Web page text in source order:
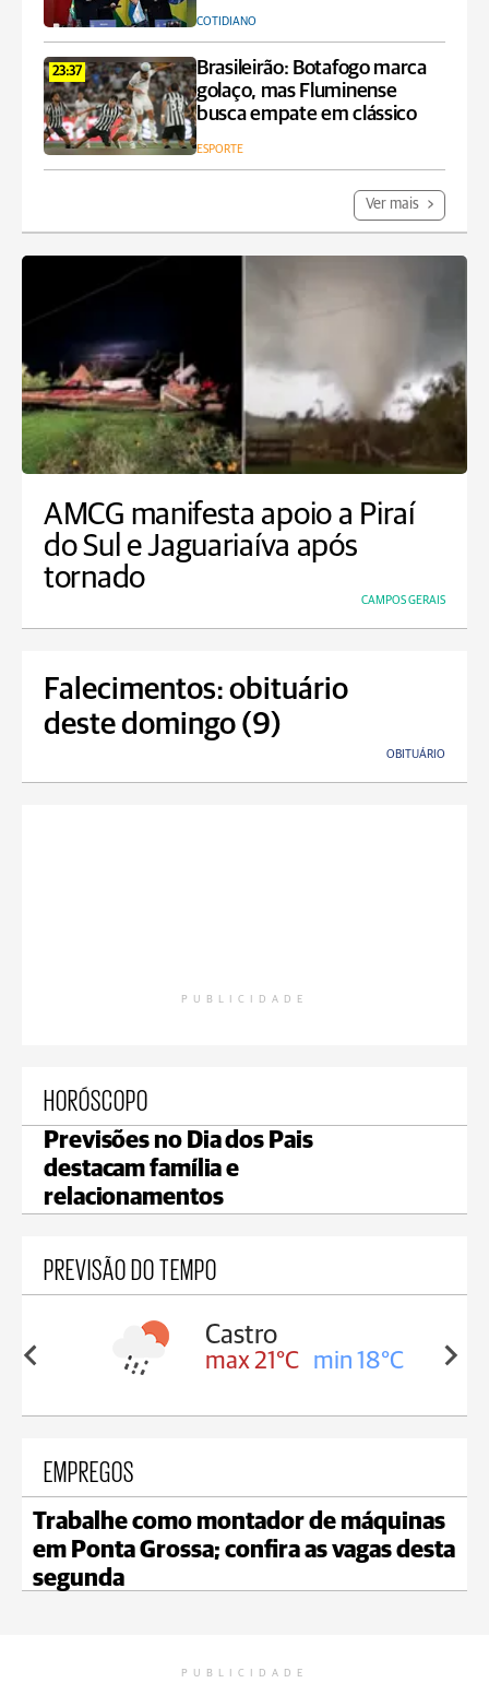
COTIDIANO
23:37
Brasileirão: Botafogo marca
golaço, mas Fluminense
busca empate em clássico
ESPORTE
Ver mais
AMCG manifesta apoio a Piraí
do Sul e Jaguariaíva após
tornado
CAMPOS GERAIS
Falecimentos: obituário
deste domingo (9)
OBITUÁRIO
PUBLICIDADE
HORÓSCOPO
Previsões no Dia dos Pais
destacam família e
relacionamentos
PREVISÃO DO TEMPO
18°C
Carambeí
max 20°C min 18°C
EMPREGOS
Trabalhe como montador de máquinas
em Ponta Grossa; confira as vagas desta
segunda
PUBLICIDADE